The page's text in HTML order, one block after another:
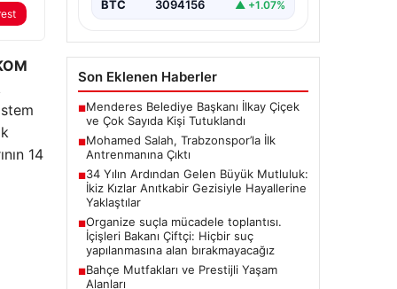
14
BTC 3094156 ▲ +1.07%
Son Eklenen Haberler
■Menderes Belediye Başkanı İlkay Çiçek
ve Çok Sayıda Kişi Tutuklandı
■Mohamed Salah, Trabzonspor’la İlk
Antrenmanına Çıktı
■34 Yılın Ardından Gelen Büyük Mutluluk:
İkiz Kızlar Anıtkabir Gezisiyle Hayallerine
Yaklaştılar
■Organize suçla mücadele toplantısı.
İçişleri Bakanı Çiftçi: Hiçbir suç
yapılanmasına alan bırakmayacağız
■Bahçe Mutfakları ve Prestijli Yaşam
Alanları